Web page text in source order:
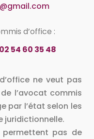
d’office :
02 54 60 35 48
ne veut pas
l’avocat commis
par l’état selon les
juridictionnelle.
permettent pas de